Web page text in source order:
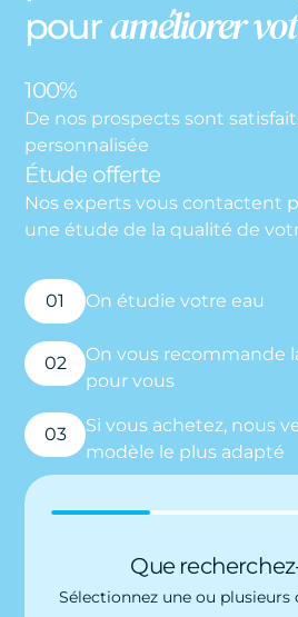
pouraméliorer
100%
De nos prospects sont
personnalisée
Étude offerte
Nos experts vous contactent
une étude de la qualité de
01 On étudie votre eau
02
On vous recommande
pour vous
03
Si vous achetez, nous
modèle le plus adapté
Que
Sélectionnez une ou plusieurs